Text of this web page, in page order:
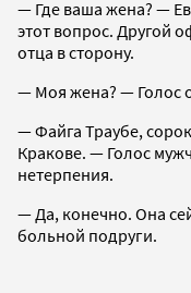
— Где ваша жена? —
этот вопрос. Другой
отца в сторону.
— Моя жена? — Голос
— Файга Траубе,
Кракове. — Голос
нетерпения.
— Да, конечно. Она
больной подруги.